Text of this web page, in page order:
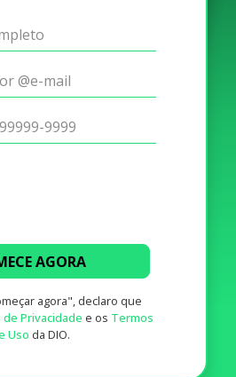
AGORA
agora", declaro que
de Privacidade e os Termos
Uso da DIO.